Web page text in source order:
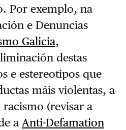
Por exemplo, na
e Denuncias
Galicia,
destas
e estereotipos que
máis violentas, a
(revisar a
a Anti-Defamation